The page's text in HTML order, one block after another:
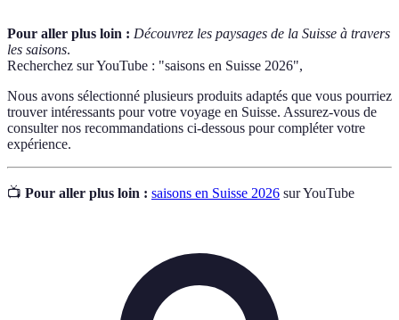
Pour aller plus loin : Découvrez les paysages de la Suisse à travers
les saisons.
Recherchez sur YouTube : "saisons en Suisse 2026",
Nous avons sélectionné plusieurs produits adaptés que vous pourriez
trouver intéressants pour votre voyage en Suisse. Assurez-vous de
consulter nos recommandations ci-dessous pour compléter votre
expérience.
📺 Pour aller plus loin : saisons en Suisse 2026 sur YouTube